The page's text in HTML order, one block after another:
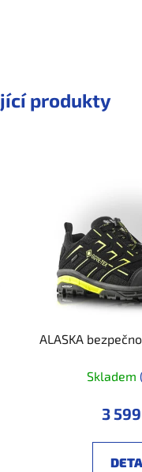
produkty
ALASKA
Skladem
3